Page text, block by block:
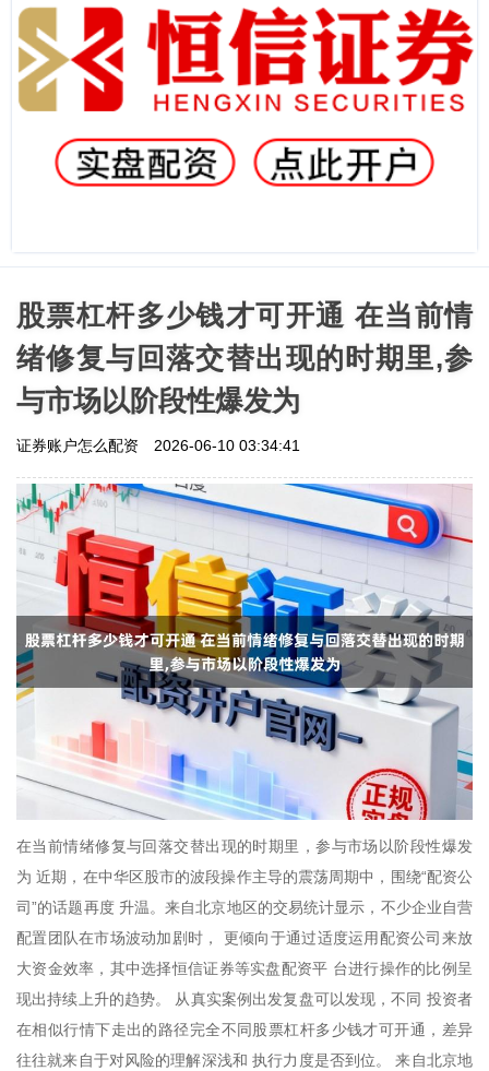
股票杠杆多少钱才可开通 在当前情
绪修复与回落交替出现的时期里,参
与市场以阶段性爆发为
证券账户怎么配资 2026-06-10 03:34:41
在当前情绪修复与回落交替出现的时期里，参与市场以阶段性爆发
为 近期，在中华区股市的波段操作主导的震荡周期中，围绕“配资公
司”的话题再度 升温。来自北京地区的交易统计显示，不少企业自营
配置团队在市场波动加剧时， 更倾向于通过适度运用配资公司来放
大资金效率，其中选择恒信证券等实盘配资平 台进行操作的比例呈
现出持续上升的趋势。 从真实案例出发复盘可以发现，不同 投资者
在相似行情下走出的路径完全不同股票杠杆多少钱才可开通，差异
往往就来自于对风险的理解深浅和 执行力度是否到位。 来自北京地